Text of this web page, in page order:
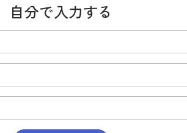
自分で入力する